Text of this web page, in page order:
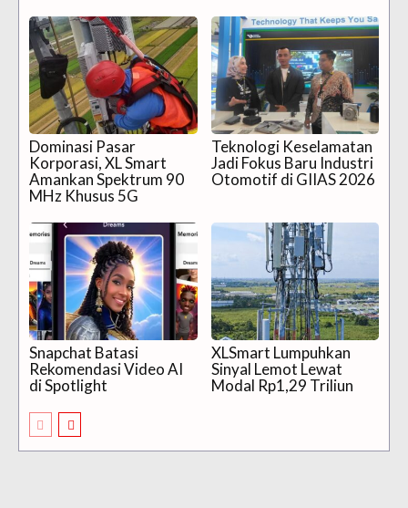
Dominasi Pasar
Korporasi, XL Smart
Amankan Spektrum 90
MHz Khusus 5G
Teknologi Keselamatan
Jadi Fokus Baru Industri
Otomotif di GIIAS 2026
Snapchat Batasi
Rekomendasi Video AI
di Spotlight
XLSmart Lumpuhkan
Sinyal Lemot Lewat
Modal Rp1,29 Triliun